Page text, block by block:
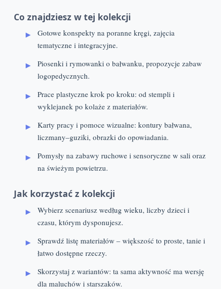
Co znajdziesz w tej kolekcji
Gotowe konspekty na poranne kręgi, zajęcia
tematyczne i integracyjne.
Piosenki i rymowanki o bałwanku, propozycje zabaw
logopedycznych.
Prace plastyczne krok po kroku: od stempli i
wyklejanek po kolaże z materiałów.
Karty pracy i pomoce wizualne: kontury bałwana,
liczmany–guziki, obrazki do opowiadania.
Pomysły na zabawy ruchowe i sensoryczne w sali oraz
na świeżym powietrzu.
Jak korzystać z kolekcji
Wybierz scenariusz według wieku, liczby dzieci i
czasu, którym dysponujesz.
Sprawdź listę materiałów – większość to proste, tanie i
łatwo dostępne rzeczy.
Skorzystaj z wariantów: ta sama aktywność ma wersję
dla maluchów i starszaków.